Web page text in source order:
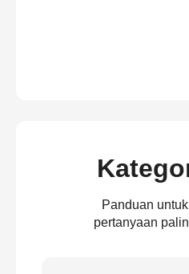
Panduan
pertanyaan